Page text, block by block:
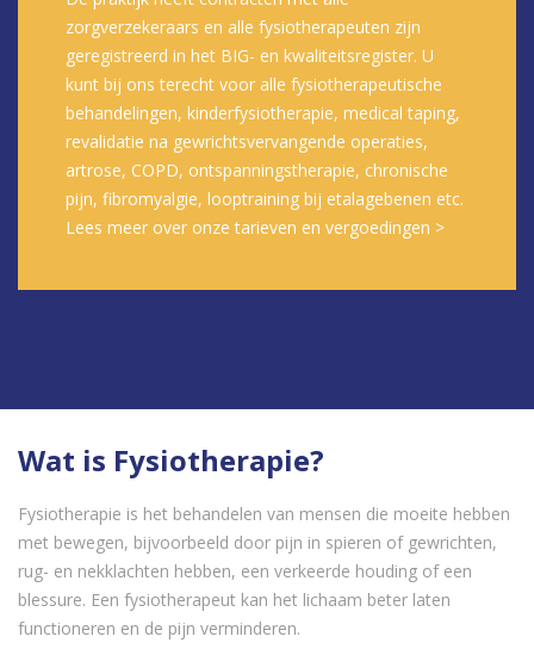
zorgverzekeraars en alle fysiotherapeuten zijn
geregistreerd in het BIG- en kwaliteitsregister. U
kunt bij ons terecht voor alle fysiotherapeutische
behandelingen, kinderfysiotherapie, medical taping,
revalidatie na gewrichtsvervangende operaties,
artrose, COPD, ontspanningstherapie, chronische
pijn, fibromyalgie, looptraining bij etalagebenen etc.
Lees meer over onze tarieven en vergoedingen >
Wat is Fysiotherapie?
Fysiotherapie is het behandelen van mensen die moeite hebben
met bewegen, bijvoorbeeld door pijn in spieren of gewrichten,
rug- en nekklachten hebben, een verkeerde houding of een
blessure. Een fysiotherapeut kan het lichaam beter laten
functioneren en de pijn verminderen.